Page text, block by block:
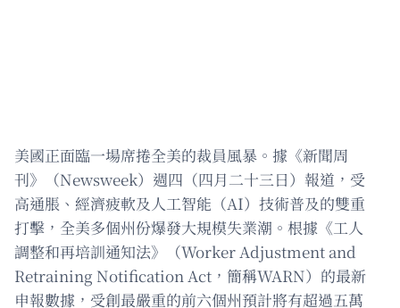
美國正面臨一場席捲全美的裁員風暴。據《新聞周
刊》（Newsweek）週四（四月二十三日）報道，受
高通脹、經濟疲軟及人工智能（AI）技術普及的雙重
打擊，全美多個州份爆發大規模失業潮。根據《工人
調整和再培訓通知法》（Worker Adjustment and
Retraining Notification Act，簡稱WARN）的最新
申報數據，受創最嚴重的前六個州預計將有超過五萬